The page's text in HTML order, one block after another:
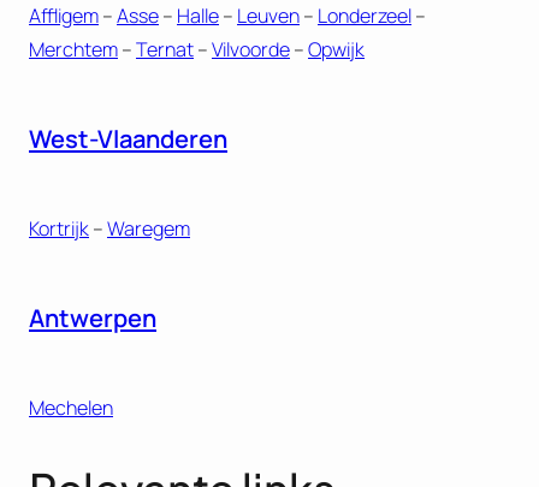
Affligem–Asse– Halle– Leuven– Londerzeel–
Merchtem–Ternat–Vilvoorde–Opwijk
West-Vlaanderen
Kortrijk–Waregem
Antwerpen
Mechelen